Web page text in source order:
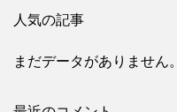
人気の記事
まだデータがありません。